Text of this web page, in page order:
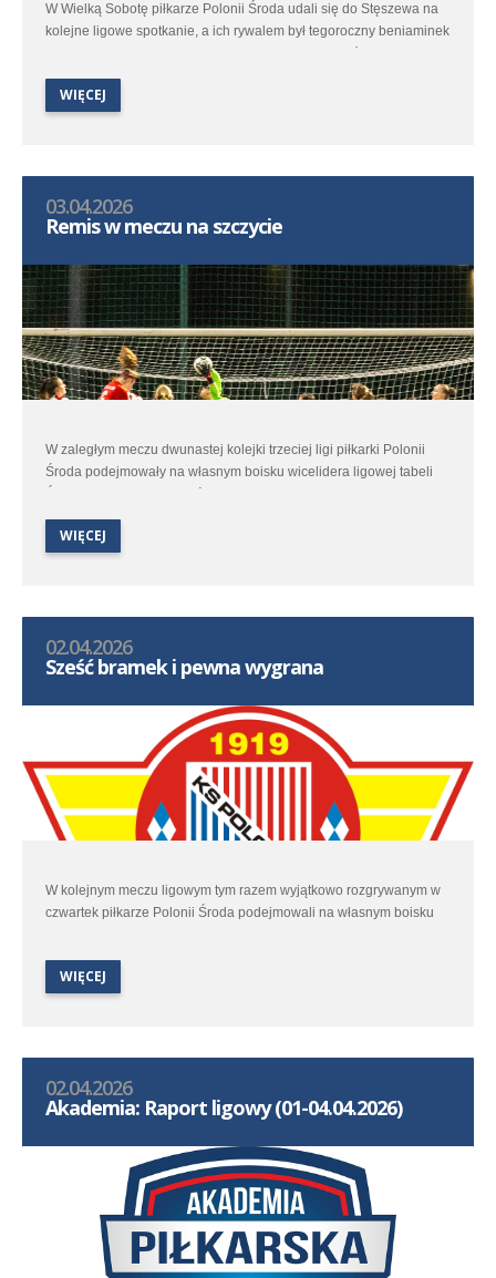
W Wielką Sobotę piłkarze Polonii Środa udali się do Stęszewa na
kolejne ligowe spotkanie, a ich rywalem był tegoroczny beniaminek
kibicom sporo emocji i na ponownie ciekawy pojedynek zanosiło
się i tym razem.
WIĘCEJ
03.04.2026
Remis w meczu na szczycie
W zaległym meczu dwunastej kolejki trzeciej ligi piłkarki Polonii
Środa podejmowały na własnym boisku wicelidera ligowej tabeli
spotkanie dla polonistek niezwykle ważne.
WIĘCEJ
02.04.2026
Sześć bramek i pewna wygrana
W kolejnym meczu ligowym tym razem wyjątkowo rozgrywanym w
czwartek piłkarze Polonii Środa podejmowali na własnym boisku
WIĘCEJ
02.04.2026
Akademia: Raport ligowy (01-04.04.2026)